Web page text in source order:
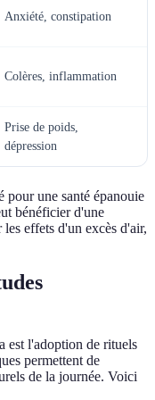
Anxiété, constipation
Colères, inflammation
Prise de poids,
dépression
pour une santé épanouie
bénéficier d'une
effets d'un excès d'air,
est l'adoption de rituels
permettent de
de la journée. Voici